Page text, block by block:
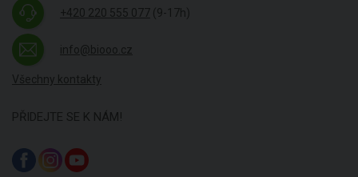
+420 220 555 077 (9-17h)
info@biooo.cz
Všechny kontakty
PŘIDEJTE SE K NÁM!